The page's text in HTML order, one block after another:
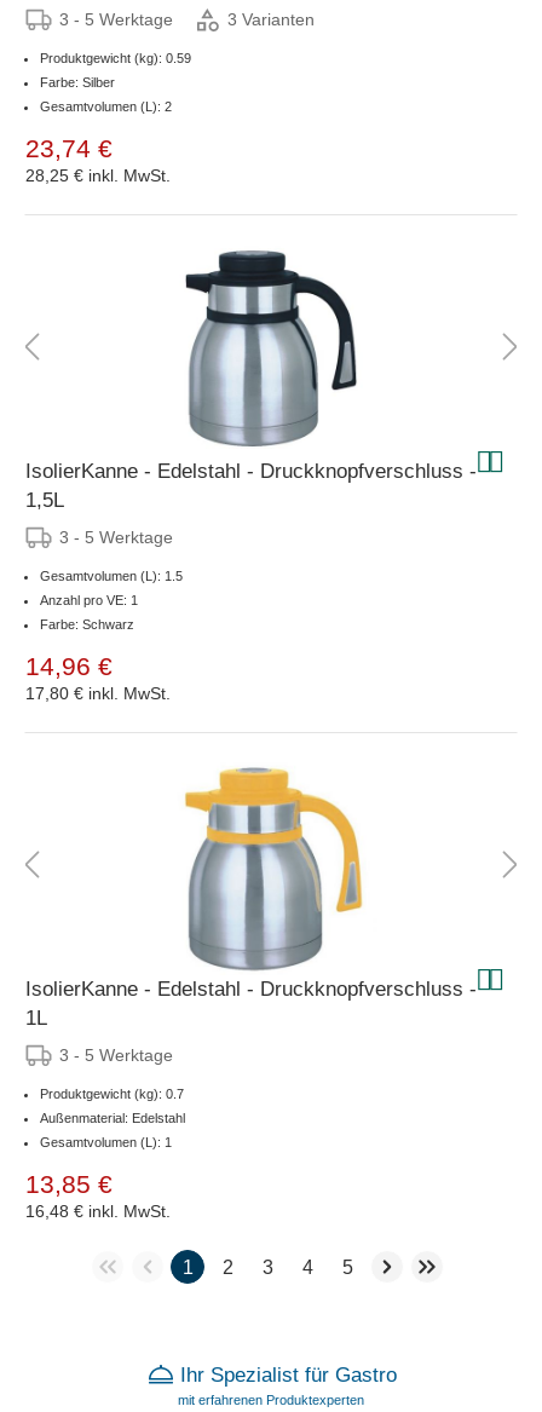
3 - 5 Werktage 3 Varianten
Produktgewicht (kg): 0.59
Farbe: Silber
Gesamtvolumen (L): 2
23,74 €
28,25 € inkl. MwSt.
IsolierKanne - Edelstahl - Druckknopfverschluss -
1,5L
3 - 5 Werktage
Gesamtvolumen (L): 1.5
Anzahl pro VE: 1
Farbe: Schwarz
14,96 €
17,80 € inkl. MwSt.
IsolierKanne - Edelstahl - Druckknopfverschluss -
1L
3 - 5 Werktage
Produktgewicht (kg): 0.7
Außenmaterial: Edelstahl
Gesamtvolumen (L): 1
13,85 €
16,48 € inkl. MwSt.
1 2 3 4 5
Ihr Spezialist für Gastro
mit erfahrenen Produktexperten